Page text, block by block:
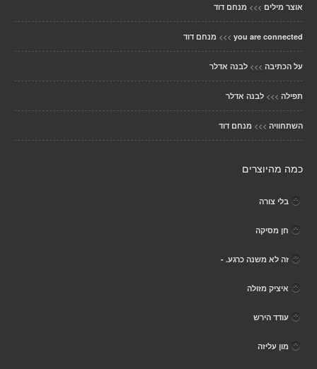
אוצר מילים >>> מנחם דוד
you are connected
>>> מנחם דוד
על הכתיבה >>> לבנה אדלר
תפילה >>> לבנה אדלר
השתחוויה >>> מנחם דוד
כמה מהיוצרים
בלי צורה
חן מסיקה
זה לא משנה כרגע. -
איציק מזולה
עודד הירש
מון עליזה